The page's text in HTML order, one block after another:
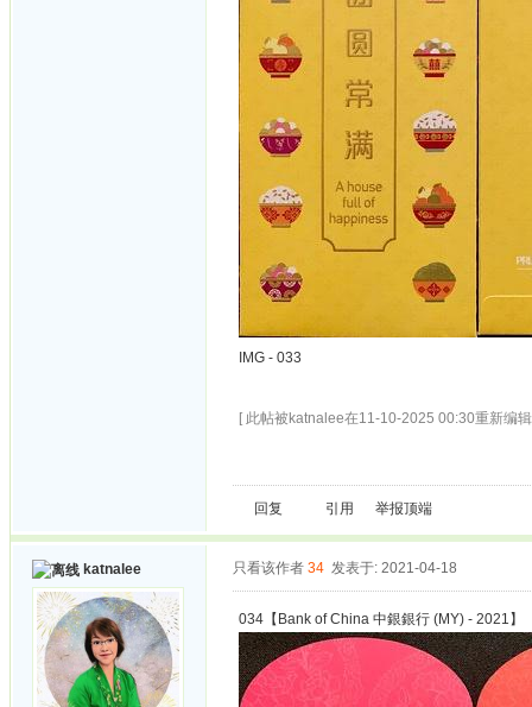
IMG - 033
[ 此帖被katnalee在11-10-2025 00:30重新编
回复 引用 举报顶端
katnalee 只看该作者 34 发表于: 2021-04-18
034【Bank of China 中銀銀行 (MY) - 2021】